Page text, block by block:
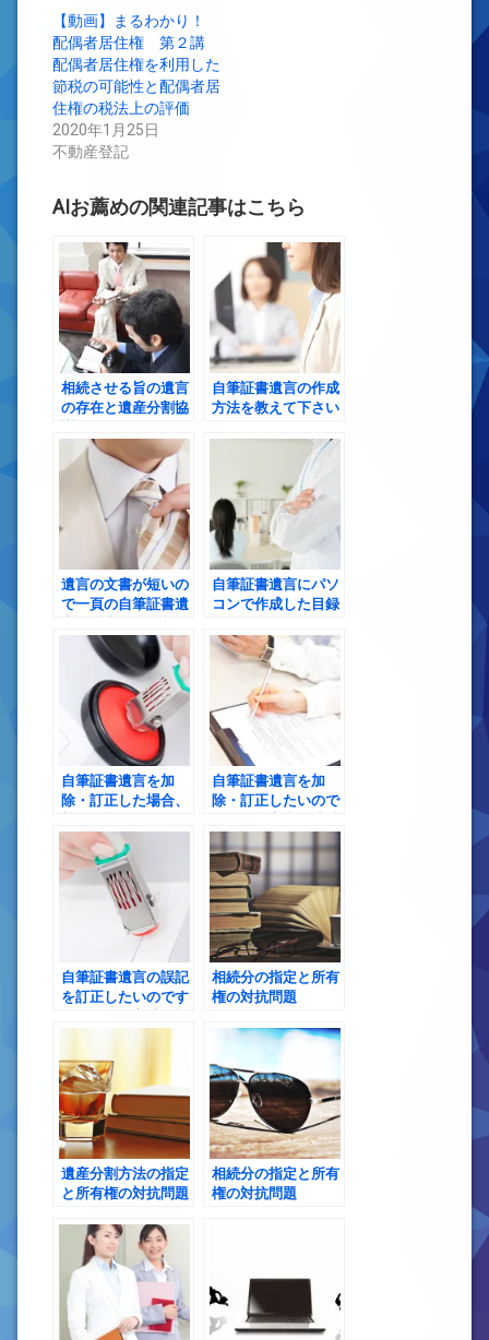
で
開
き
ま
す)
(新
し
い
ウ
ィ
ン
ド
ウ
で
開
き
【動画】まるわかり！
配偶者居住権 第２講
配偶者居住権を利用した
節税の可能性と配偶者居
住権の税法上の評価
2020年1月25日
不動産登記
AIお薦めの関連記事はこちら
相続させる旨の遺言
の存在と遺産分割協
自筆証書遺言の作成
方法を教えて下さい
遺言の文書が短いの
で一頁の自筆証書遺
ることはできますか
自筆証書遺言にパソ
コンで作成した目録
が、目録は表裏印刷
でもいいですか
自筆証書遺言を加
除・訂正した場合、
は記載しなくていい
のですか
自筆証書遺言を加
除・訂正したいので
失してしまいまし
た。加除・訂正は違
う印鑑でもいいです
か
自筆証書遺言の誤記
を訂正したいのです
ばいいですか
相続分の指定と所有
権の対抗問題
遺産分割方法の指定
と所有権の対抗問題
相続分の指定と所有
権の対抗問題